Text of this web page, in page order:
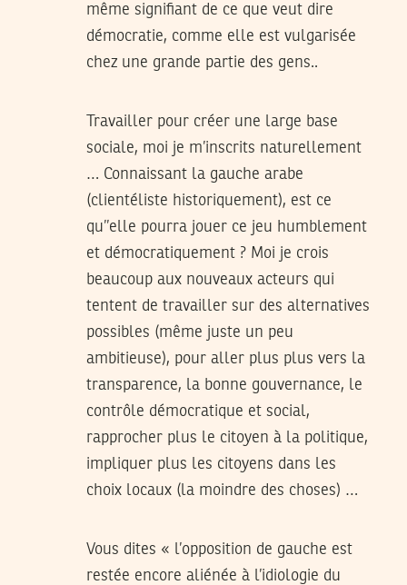
même signifiant de ce que veut dire
démocratie, comme elle est vulgarisée
chez une grande partie des gens..
Travailler pour créer une large base
sociale, moi je m’inscrits naturellement
… Connaissant la gauche arabe
(clientéliste historiquement), est ce
qu’’elle pourra jouer ce jeu humblement
et démocratiquement ? Moi je crois
beaucoup aux nouveaux acteurs qui
tentent de travailler sur des alternatives
possibles (même juste un peu
ambitieuse), pour aller plus plus vers la
transparence, la bonne gouvernance, le
contrôle démocratique et social,
rapprocher plus le citoyen à la politique,
impliquer plus les citoyens dans les
choix locaux (la moindre des choses) …
Vous dites « l’opposition de gauche est
restée encore aliénée à l’idiologie du